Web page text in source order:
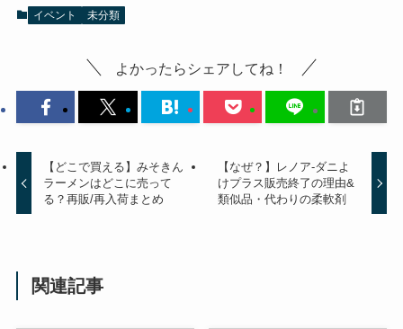
イベント 未分類
よかったらシェアしてね！
【どこで買える】みそきん
ラーメンはどこに売って
る？再販/再入荷まとめ
【なぜ？】レノア-ダニよ
けプラス販売終了の理由&
類似品・代わりの柔軟剤
関連記事